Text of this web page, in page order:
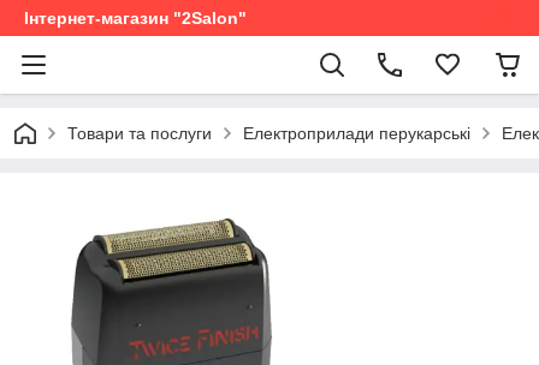
Інтернет-магазин "2Salon"
Товари та послуги Електроприлади перукарські